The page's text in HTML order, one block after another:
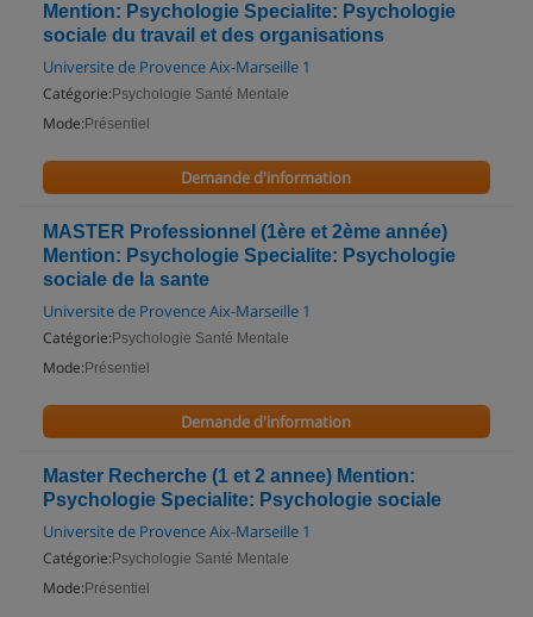
Mention: Psychologie Specialite: Psychologie
sociale du travail et des organisations
Universite de Provence Aix-Marseille 1
Catégorie: Psychologie Santé Mentale
Mode: Présentiel
Demande d'information
MASTER Professionnel (1ère et 2ème année)
Mention: Psychologie Specialite: Psychologie
sociale de la sante
Universite de Provence Aix-Marseille 1
Catégorie: Psychologie Santé Mentale
Mode: Présentiel
Demande d'information
Master Recherche (1 et 2 annee) Mention:
Psychologie Specialite: Psychologie sociale
Universite de Provence Aix-Marseille 1
Catégorie: Psychologie Santé Mentale
Mode: Présentiel